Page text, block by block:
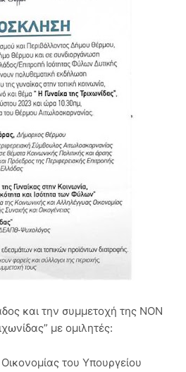
και την συμμετοχή της ΝΟN
με ομιλητές:
του Υπουργείου